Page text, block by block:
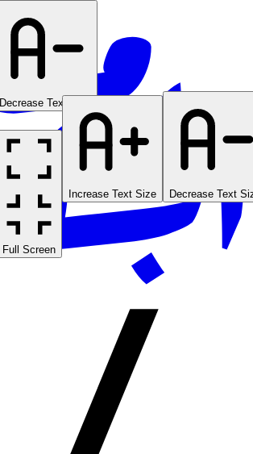
Decrease Text Size
Full Screen
Increase Text Size Decrease Text